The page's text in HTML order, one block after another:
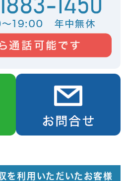
を利用いただいたお客様